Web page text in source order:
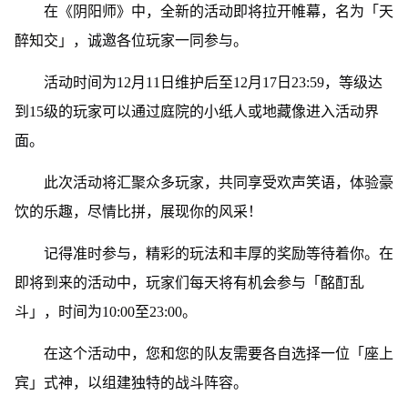
在《阴阳师》中，全新的活动即将拉开帷幕，名为「天
醉知交」，诚邀各位玩家一同参与。
活动时间为12月11日维护后至12月17日23:59，等级达
到15级的玩家可以通过庭院的小纸人或地藏像进入活动界
面。
此次活动将汇聚众多玩家，共同享受欢声笑语，体验豪
饮的乐趣，尽情比拼，展现你的风采！
记得准时参与，精彩的玩法和丰厚的奖励等待着你。在
即将到来的活动中，玩家们每天将有机会参与「酩酊乱
斗」，时间为10:00至23:00。
在这个活动中，您和您的队友需要各自选择一位「座上
宾」式神，以组建独特的战斗阵容。